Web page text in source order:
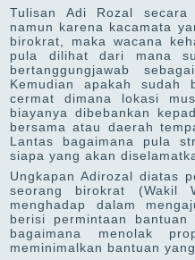
Tulisan Adi Rozal secara
namun karena kacamata
birokrat, maka wacana
pula dilihat dari mana
bertanggungjawab
Kemudian apakah sudah
cermat dimana lokasi
biayanya dibebankan
bersama atau daerah
Lantas bagaimana pula
siapa yang akan
Ungkapan Adirozal diatas
seorang birokrat (Wakil
menghadap dalam
berisi permintaan
bagaimana menolak
meminimalkan bantuan